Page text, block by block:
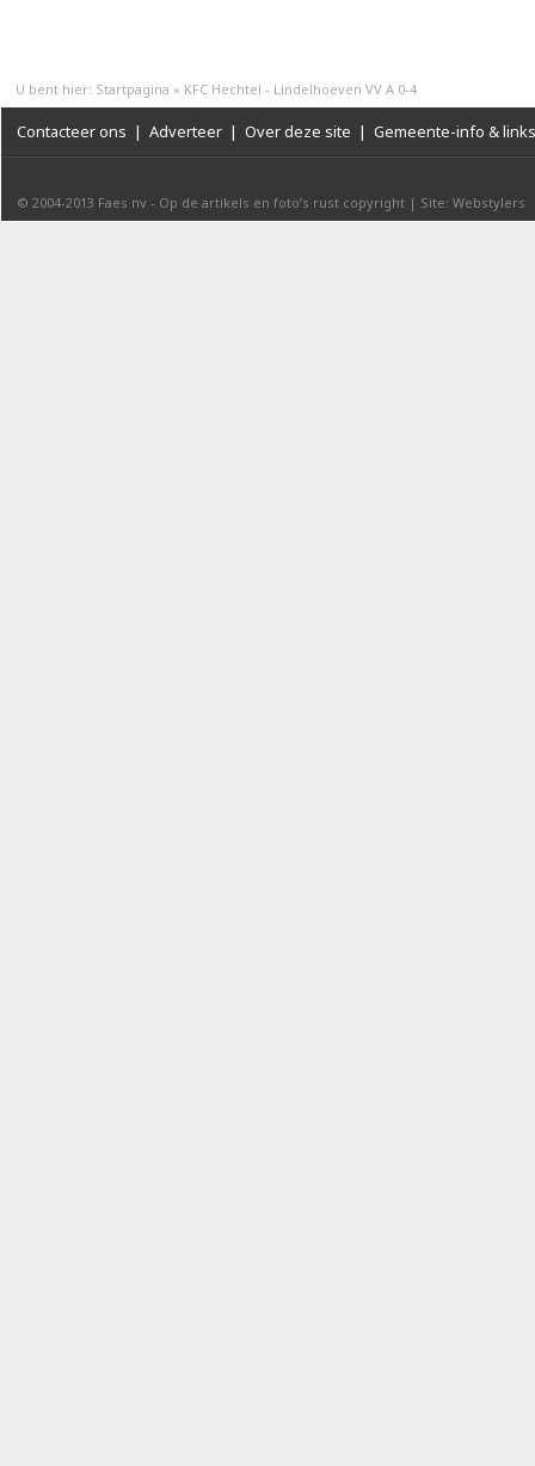
U bent hier: Startpagina » KFC Hechtel - Lindelhoeven VV A 0-4
Contacteer ons | Adverteer | Over deze site | Gemeente-info & links
© 2004-2013 Faes nv - Op de artikels en foto’s rust copyright | Site: Webstylers